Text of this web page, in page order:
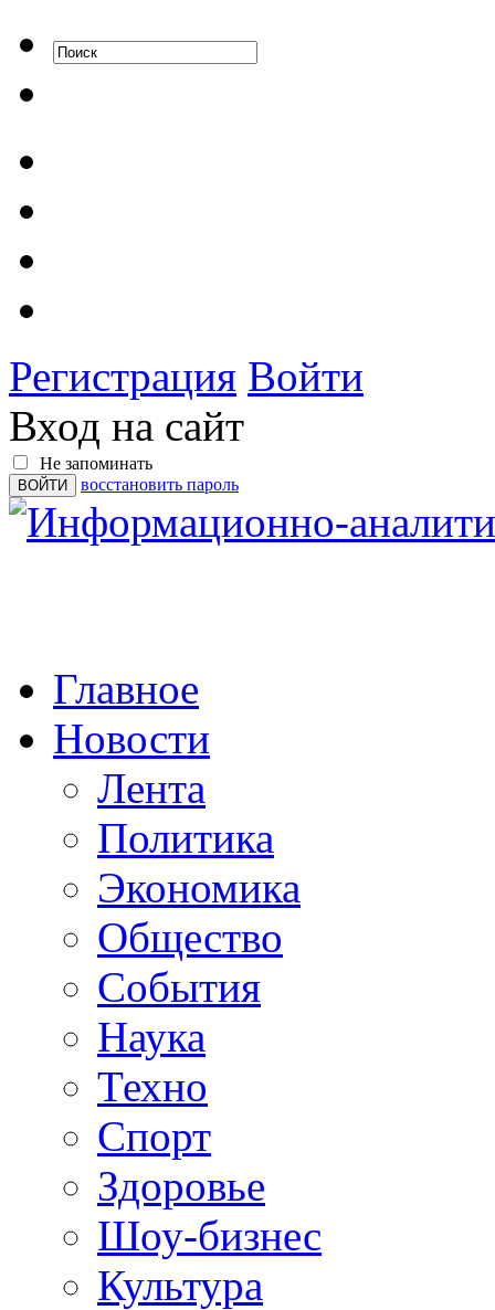
Регистрация Войти
Вход на сайт
Не запоминать
восстановить пароль
Главное
Новости
Лента
Политика
Экономика
Общество
События
Наука
Техно
Спорт
Здоровье
Шоу-бизнес
Культура